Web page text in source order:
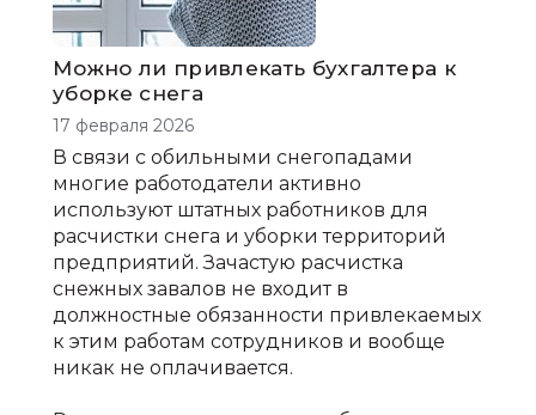
Можно ли привлекать бухгалтера к
уборке снега
17 февраля 2026
В связи с обильными снегопадами
многие работодатели активно
используют штатных работников для
расчистки снега и уборки территорий
предприятий. Зачастую расчистка
снежных завалов не входит в
должностные обязанности привлекаемых
к этим работам сотрудников и вообще
никак не оплачивается.